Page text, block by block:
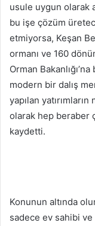
usule uygun olarak
bu işe çözüm
etmiyorsa, Keşan
ormanı ve 160
Orman
modern bir dalış
yapılan
olarak hep beraber
kaydetti.
Konunun altında
sadece ev sahibi